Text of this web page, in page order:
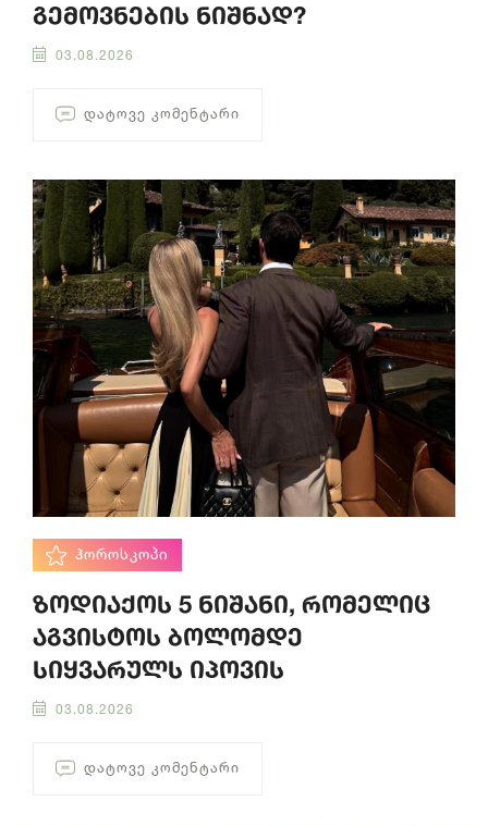
გემოვნების ნიშნად?
03.08.2026
ᲓᲐᲢᲝᲕᲔ ᲙᲝᲛᲔᲜᲢᲐᲠᲘ
ᲰᲝᲠᲝᲡᲙᲝᲞᲘ
ზოდიაქოს 5 ნიშანი, რომელიც
აგვისტოს ბოლომდე
სიყვარულს იპოვის
03.08.2026
ᲓᲐᲢᲝᲕᲔ ᲙᲝᲛᲔᲜᲢᲐᲠᲘ